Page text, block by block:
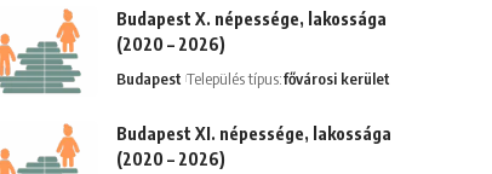
Budapest X. népessége, lakossága
(2020 – 2026)
Budapest Település típus:fővárosi kerület
Budapest XI. népessége, lakossága
(2020 – 2026)